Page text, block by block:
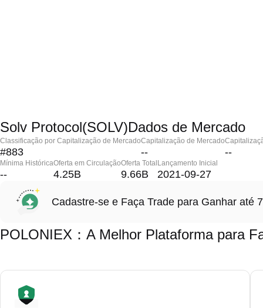
Solv Protocol(SOLV)Dados de Mercado
Classificação por Capitalização de Mercado
#883
Capitalização de Mercado
-- --
Mínima Histórica
--
Oferta em Circulação
4.25B
Oferta Total
9.66B
Lançamento Inicial
2021-09-27
Cadastre-se e Faça Trade para Ganhar até
POLONIEX：A Melhor Plataforma para